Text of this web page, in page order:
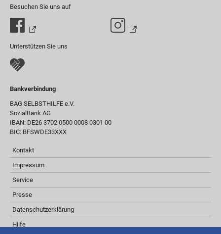
Besuchen Sie uns auf
Unterstützen Sie uns
Bankverbindung
BAG SELBSTHILFE e.V.
SozialBank AG
IBAN: DE26 3702 0500 0008 0301 00
BIC: BFSWDE33XXX
Kontakt
Impressum
Service
Presse
Datenschutzerklärung
Hilfe